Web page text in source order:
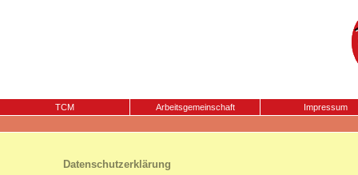
TCM Arbeitsgemeinschaft Impressum
Datenschutzerklärung